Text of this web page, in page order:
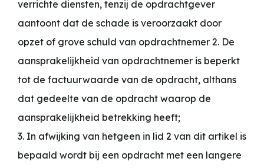
verrichte diensten, tenzij de opdrachtgever
aantoont dat de schade is veroorzaakt door
opzet of grove schuld van opdrachtnemer 2. De
aansprakelijkheid van opdrachtnemer is beperkt
tot de factuurwaarde van de opdracht, althans
dat gedeelte van de opdracht waarop de
aansprakelijkheid betrekking heeft;
3. In afwijking van hetgeen in lid 2 van dit artikel is
bepaald wordt bij een opdracht met een langere